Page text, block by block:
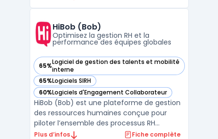
informations RH, que ce soit dans les PME
ou dans les gr ...
HiBob (Bob)
Optimisez la gestion RH et la
performance des équipes globales
65%Logiciel de gestion des talents et mobilité
interne
— voir HiBob (Bob) dans cette catégorie
65%Logiciels SIRH
— voir HiBob (Bob) dans cette catégorie
60%Logiciels d'Engagement Collaborateur
— voir HiBob (Bob) dans cette catégorie
HiBob (Bob) est une plateforme de gestion
des ressources humaines conçue pour
piloter l’ensemble des processus RH
d’organisations en croissance. Ce logiciel
Plus d’infos Fiche complète